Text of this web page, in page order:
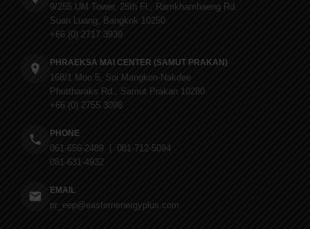
9/255 UM Tower, 25th Fl., Ramkhamhaeng Rd.
Suan Luang, Bangkok 10250
+66 (0) 2717 3939
PHRAEKSA MAI CENTER (SAMUT PRAKAN)
168/1 Moo 5, Soi Mangkon-Nakdee
Phuttharaks Rd., Samut Prakan 10280
+66 (0) 2755 3098
PHONE
061-656-2489 | 081-712-5094
081-631-4932
EMAIL
pr_eep@easternenergyplus.com